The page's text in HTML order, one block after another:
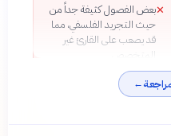
✕بعض الفصول كثيفة جداً من
حيث التجريد الفلسفي، مما
قد يصعب على القارئ غير
المتخصص
✕يثير الكتاب تناقضات (خاصة
حول «الإرادة العامة» و«تمثيل
الشعب») لم يحسمها روسو
←